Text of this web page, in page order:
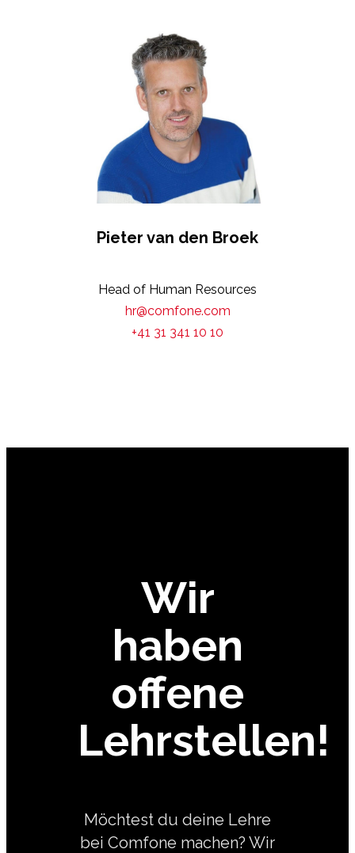
Pieter van den Broek
Head of Human Resources
hr@comfone.com
+41 31 341 10 10
Wir
haben
offene
Lehrstellen!
Möchtest du deine Lehre
bei Comfone machen? Wir